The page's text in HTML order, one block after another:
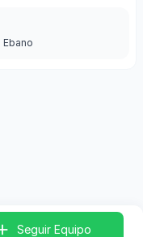
Ebano
Seguir Equipo